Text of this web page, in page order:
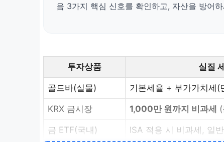
음 3가지 핵심 신호를 확인하고, 자산을 방어
투자상품 실질
골드바(실물) 기본세율 + 부가가치세(
KRX 금시장 1,000만 원까지 비과세
금 ETF(국내) ISA 적용 시 비과세, 일